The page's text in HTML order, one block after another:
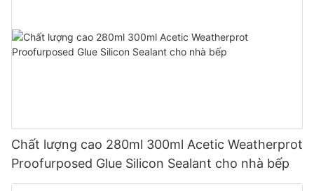
Chất lượng cao 280ml 300ml Acetic Weatherprot
Proofurposed Glue Silicon Sealant cho nhà bếp